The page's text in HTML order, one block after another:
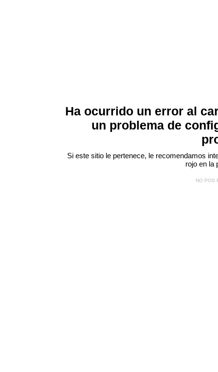
Ha ocurrido un error al
un problema de
Si este sitio le pertenece, le recomendamos
rojo en la
NO POS